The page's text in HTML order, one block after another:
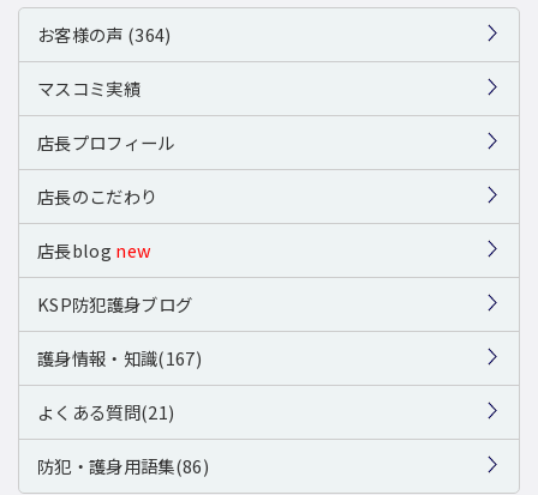
お客様の声 (364)
マスコミ実績
店長プロフィール
店長のこだわり
店長blog new
KSP防犯護身ブログ
護身情報・知識(167)
よくある質問(21)
防犯・護身用語集(86)